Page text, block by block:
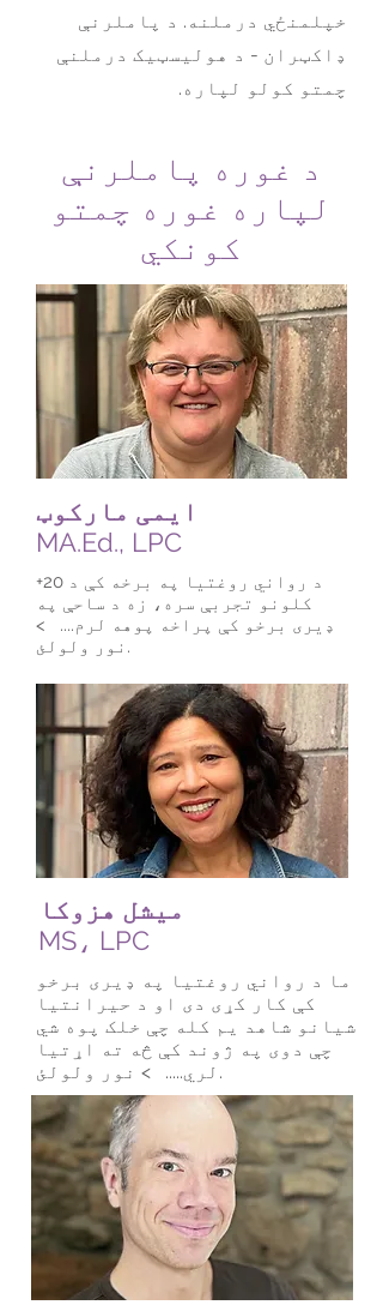
خپلمنځي درملنه. د پاملرنې
ډاکټران - د هولیسټیک درملنې
چمتو کولو لپاره.
د غوره پاملرنې
لپاره غوره چمتو
کونکي
ایمی مارکوټ
MA.Ed., LPC
د رواني روغتیا په برخه کې د 20+
کلونو تجربې سره، زه د ساحې په
ډیری برخو کې پراخه پوهه لرم....
>
نور ولولئ.
میشل هزوکا
MS، LPC
ما د رواني روغتیا په ډیری برخو
کې کار کړی دی او د حیرانتیا
شیانو شاهد یم کله چې خلک پوه شي
چې دوی په ژوند کې څه ته اړتیا
لري..... > نور ولولئ.